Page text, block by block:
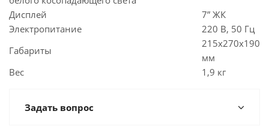
Дисплей
7” ЖК
Электропитание
220 В, 50 Гц
Габариты
215x270x190
мм
Вес
1,9 кг
Задать вопрос